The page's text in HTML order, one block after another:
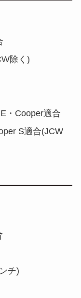
除く)
・Cooper適合
S適合(JCW
チ)